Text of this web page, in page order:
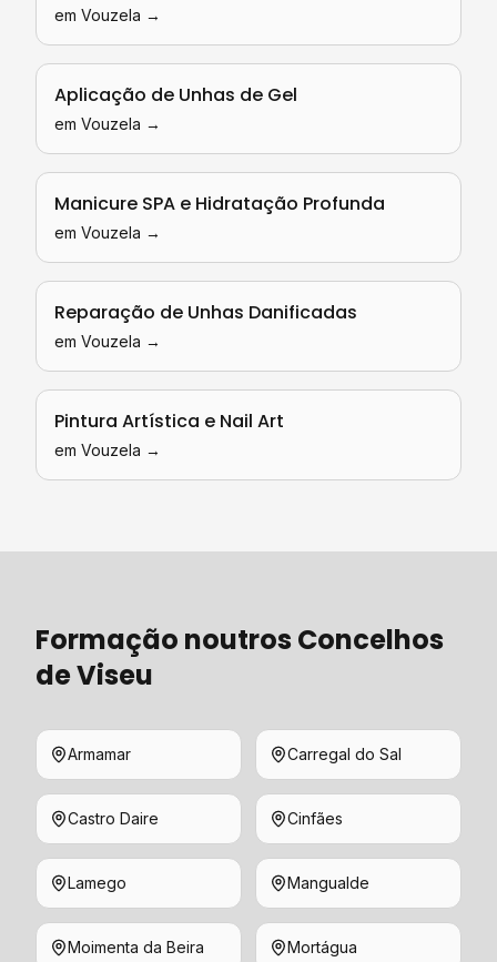
em Vouzela →
Aplicação de Unhas de Gel
em Vouzela →
Manicure SPA e Hidratação Profunda
em Vouzela →
Reparação de Unhas Danificadas
em Vouzela →
Pintura Artística e Nail Art
em Vouzela →
Formação noutros Concelhos
deViseu
Armamar Carregal do Sal
Castro Daire Cinfães
Lamego Mangualde
Moimenta da Beira Mortágua